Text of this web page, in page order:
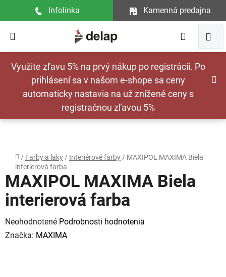
Využite zľavu 5% na prvý nákup po registrácií. Po
prihlásení sa v našom e-shope sa ceny
automaticky nastavia na už znížené ceny s
registračnou zľavou 5%
Infolinka Kamenná predajna
Hľadať
Domov
/ Farby a laky / Interiérové farby / MAXIPOL MAXIMA Biela
interierová farba
MAXIPOL MAXIMA Biela
interierová farba
Priemerné
hodnotenie
Neohodnotené Podrobnosti hodnotenia
Značka: MAXIMA